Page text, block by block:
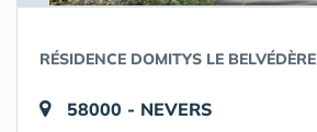
RÉSIDENCE DOMITYS LE BELVÉDÈRE
58000 - NEVERS